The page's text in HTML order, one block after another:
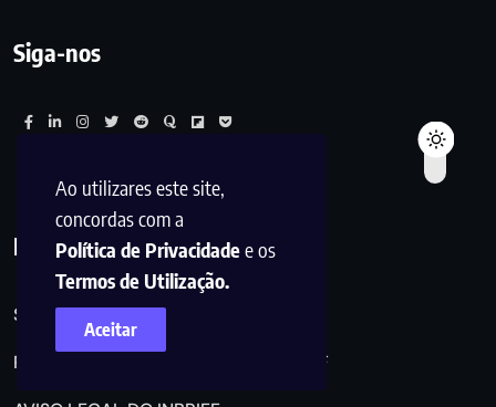
Ao utilizares este site,
concordas com a
Política de Privacidadee os
Termos de Utilização.
Aceitar
Siga-nos
Links Úteis
SOBRE NÓS
POLÍTICA DE PRIVACIDADE DO INBRIEF